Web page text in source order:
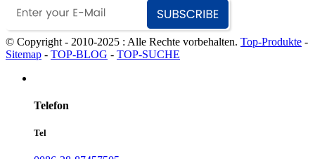
© Copyright - 2010-2025 : Alle Rechte vorbehalten. Top-Produkte -
Sitemap - TOP-BLOG - TOP-SUCHE
Telefon
Tel